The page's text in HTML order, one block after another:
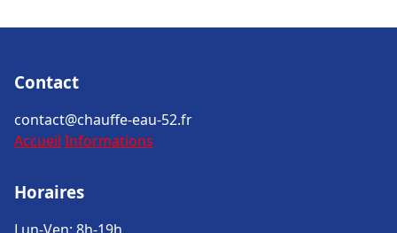
Contact
contact@chauffe-eau-52.fr
Accueil Informations
Horaires